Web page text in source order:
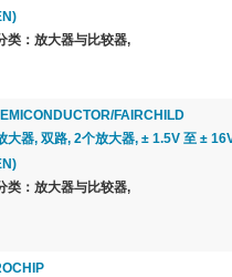
类：放大器与比较器,
FAIRCHILD
大器, 双路, 2个放大器, ± 1.5V 至 ±
类：放大器与比较器,